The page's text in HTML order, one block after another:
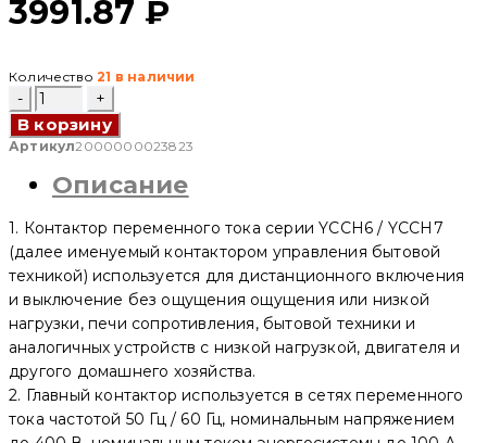
3991.87 ₽
Количество 21 в наличии
Количество
товара
Модульный
контактор
63/40
4P,
A,
4NO
мод.
(4
шт)
(CNC
Electric)
В корзину
Артикул2000000023823
Описание
1. Контактор переменного тока серии YCCH6 / YCCH7
(далее именуемый контактором управления бытовой
техникой) используется для дистанционного включения
и выключение без ощущения ощущения или низкой
нагрузки, печи сопротивления, бытовой техники и
аналогичных устройств с низкой нагрузкой, двигателя и
другого домашнего хозяйства.
2. Главный контактор используется в сетях переменного
тока частотой 50 Гц / 60 Гц, номинальным напряжением